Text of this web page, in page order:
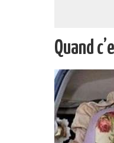
Quand